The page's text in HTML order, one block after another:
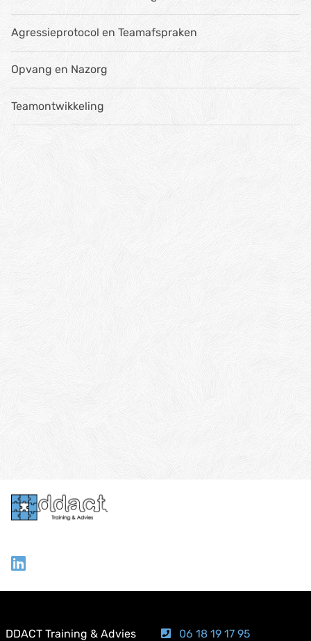
Agressieprotocol en Teamafspraken
Opvang en Nazorg
Teamontwikkeling
DDACT Training & Advies 06 18 19 17 95